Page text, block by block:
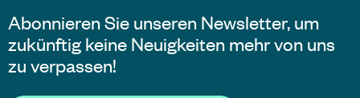
Abonnieren Sie unseren Newsletter, um
zukünftig keine Neuigkeiten mehr von uns
zu verpassen!